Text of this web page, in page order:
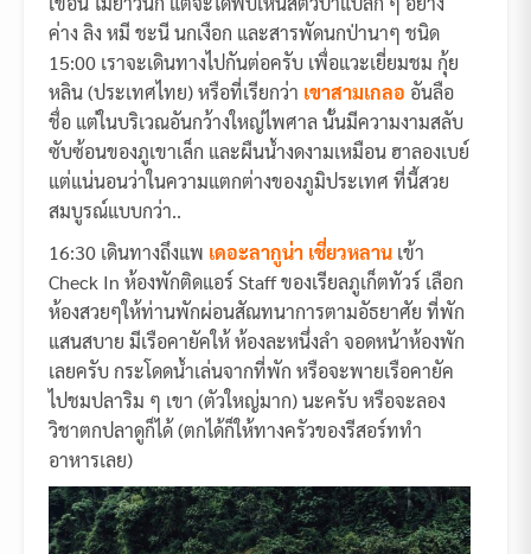
ค่าง ลิง หมี ชะนี นกเงือก และสารพัดนกป่านาๆ ชนิด
15:00 เราจะเดินทางไปกันต่อครับ เพื่อแวะเยี่ยมชม กุ้ย
หลิน (ประเทศไทย) หรือที่เรียกว่า เขาสามเกลอ อันลือ
ชื่อ แต่ในบริเวณอันกว้างใหญ่ไพศาล นั้นมีความงามสลับ
ซับซ้อนของภูเขาเล็ก และผืนน้ำงดงามเหมือน ฮาลองเบย์
แต่แน่นอนว่าในความแตกต่างของภูมิประเทศ ที่นี้สวย
สมบูรณ์แบบกว่า..
16:30 เดินทางถึงแพ เดอะลากูน่า เชี่ยวหลาน เข้า
Check In ห้องพักติดแอร์ Staff ของเรียลภูเก็ตทัวร์ เลือก
ห้องสวยๆให้ท่านพักผ่อนสัณทนาการตามอัธยาศัย ที่พัก
แสนสบาย มีเรือคายัคให้ ห้องละหนึ่งลำ จอดหน้าห้องพัก
เลยครับ กระโดดน้ำเล่นจากที่พัก หรือจะพายเรือคายัค
ไปชมปลาริม ๆ เขา (ตัวใหญ่มาก) นะครับ หรือจะลอง
วิชาตกปลาดูก็ได้ (ตกได้ก็ให้ทางครัวของรีสอร์ททำ
อาหารเลย)